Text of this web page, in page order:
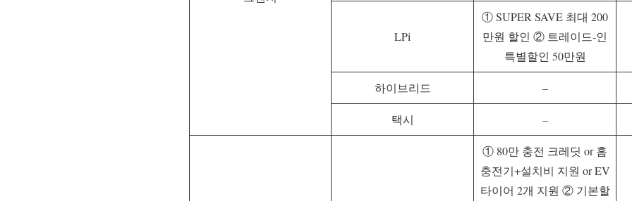
LPi
① SUPER SAVE 최대 200
만원 할인 ② 트레이드-인
특별할인 50만원
하이브리드 –
택시 –
① 80만 충전 크레딧 or 홈
충전기+설치비 지원 or EV
타이어 2개 지원 ② 기본할